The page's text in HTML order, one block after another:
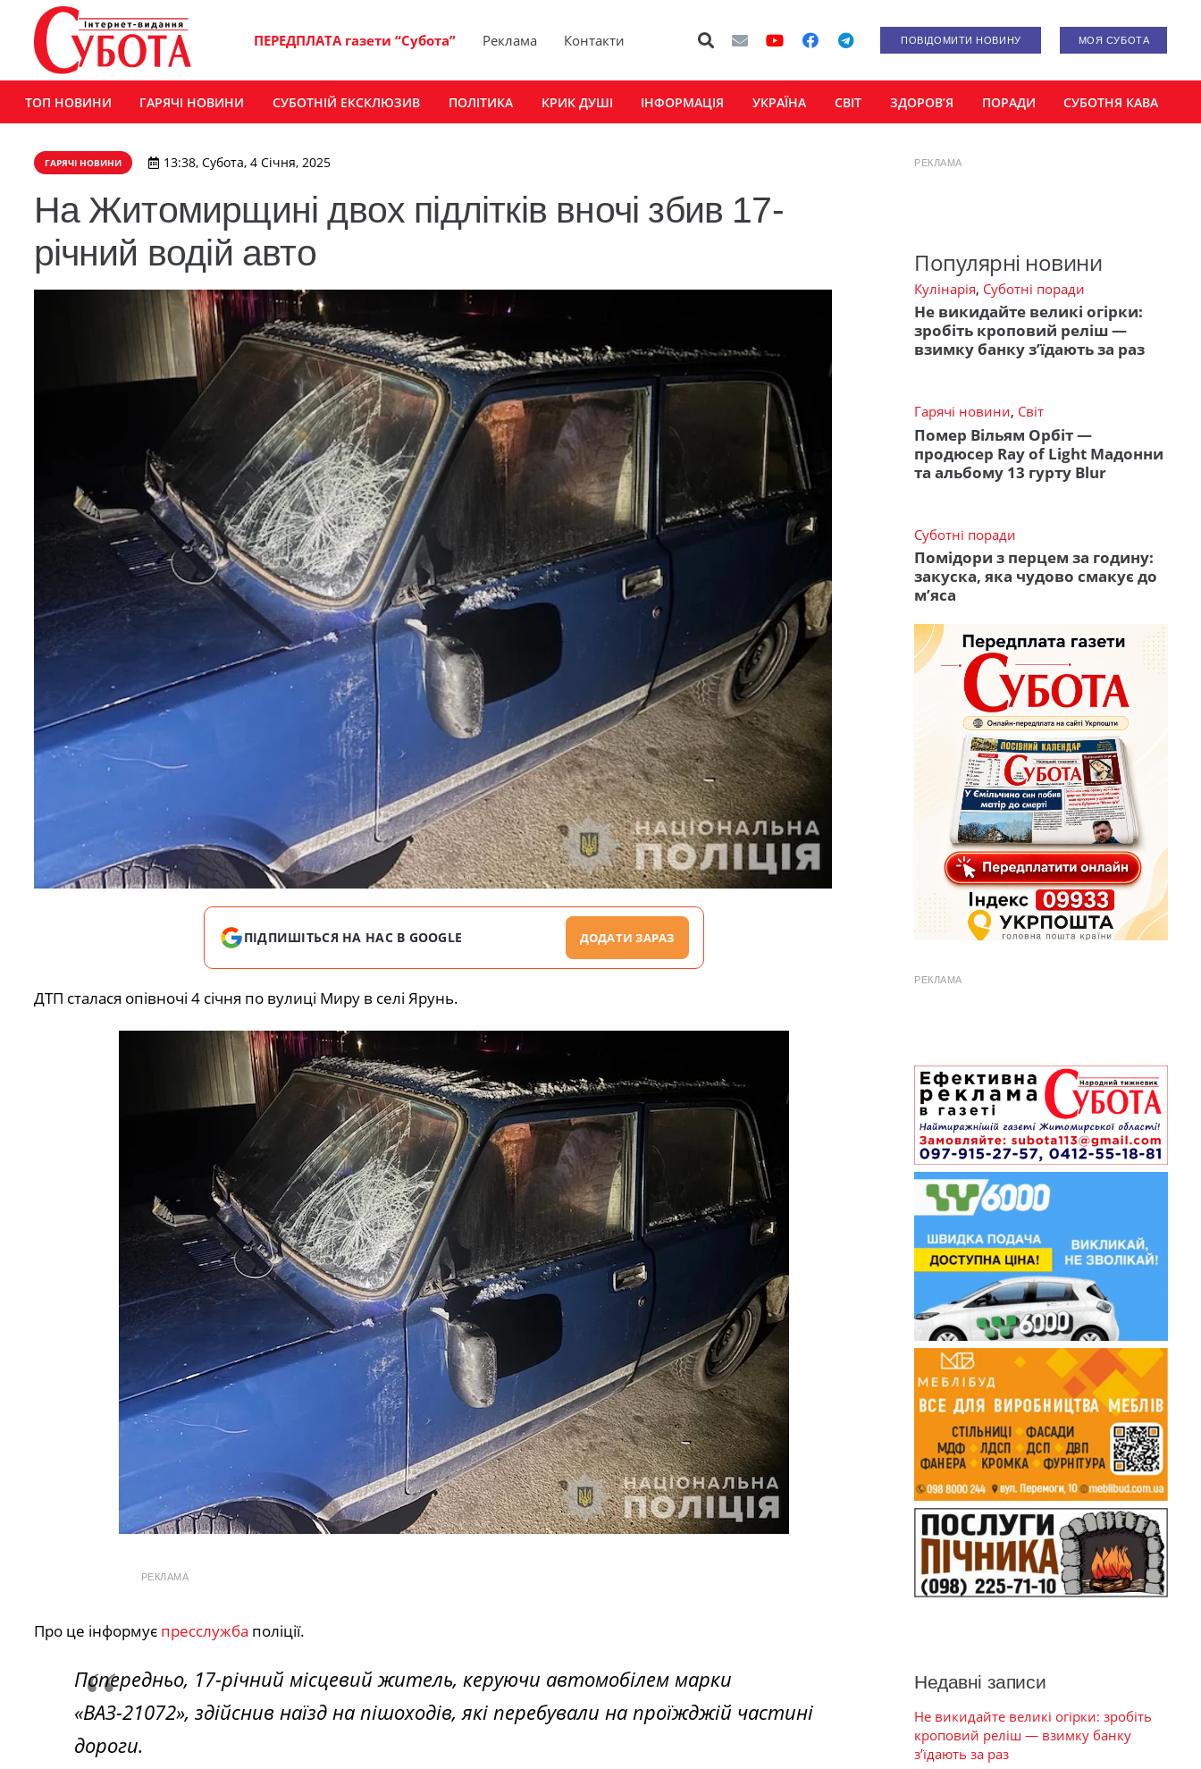
ПЕРЕДПЛАТА газети “Субота” Реклама Контакти ПОВІДОМИТИ НОВИНУ МОЯ СУБОТА
ТОП НОВИНИ ГАРЯЧІ НОВИНИ СУБОТНІЙ ЕКСКЛЮЗИВ ПОЛІТИКА КРИК ДУШІ ІНФОРМАЦІЯ УКРАЇНА СВІТ ЗДОРОВ’Я ПОРАДИ СУБОТНЯ КАВА
ГАРЯЧІ НОВИНИ 13:38, Субота, 4 Січня, 2025
На Житомирщині двох підлітків вночі збив 17-
річний водій авто
ПІДПИШІТЬСЯ НА НАС В GOOGLE ДОДАТИ ЗАРАЗ
ДТП сталася опівночі 4 січня по вулиці Миру в селі Ярунь.
РЕКЛАМА
Про це інформує пресслужба поліції.
Попередньо, 17-річний місцевий житель, керуючи автомобілем марки
«ВАЗ-21072», здійснив наїзд на пішоходів, які перебували на проїжджій частині
дороги.
РЕКЛАМА
Популярні новини
Кулінарія, Суботні поради
Не викидайте великі огірки:
зробіть кроповий реліш —
взимку банку з’їдають за раз
Гарячі новини, Світ
Помер Вільям Орбіт —
продюсер Ray of Light Мадонни
та альбому 13 гурту Blur
Суботні поради
Помідори з перцем за годину:
закуска, яка чудово смакує до
м’яса
РЕКЛАМА
Недавні записи
Не викидайте великі огірки: зробіть
кроповий реліш — взимку банку
з’їдають за раз